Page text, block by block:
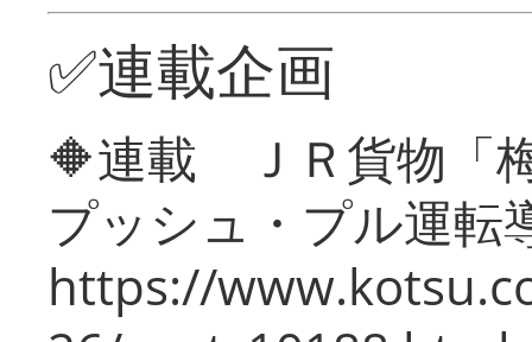
✅連載企画
🔶連載 ＪＲ貨物「
プッシュ・プル運転
https://